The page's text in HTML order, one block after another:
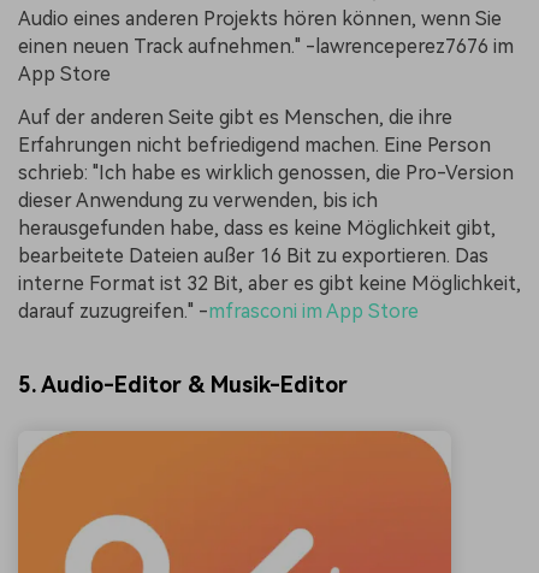
Audio eines anderen Projekts hören können, wenn Sie
einen neuen Track aufnehmen." -lawrenceperez7676 im
App Store
Auf der anderen Seite gibt es Menschen, die ihre
Erfahrungen nicht befriedigend machen. Eine Person
schrieb: "Ich habe es wirklich genossen, die Pro-Version
dieser Anwendung zu verwenden, bis ich
herausgefunden habe, dass es keine Möglichkeit gibt,
bearbeitete Dateien außer 16 Bit zu exportieren. Das
interne Format ist 32 Bit, aber es gibt keine Möglichkeit,
darauf zuzugreifen." -mfrasconi im App Store
5. Audio-Editor & Musik-Editor